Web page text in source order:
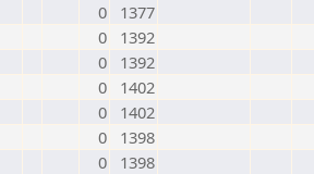
0
1377
0
1392
0
1392
0
1402
0
1402
0
1398
0
1398